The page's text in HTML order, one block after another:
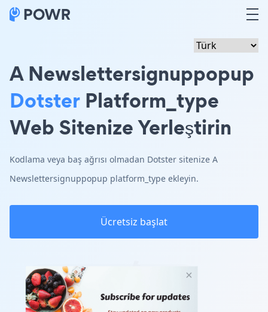
A Newslettersignuppopup
Dotster Platform_type
Web Sitenize Yerleştirin
Kodlama veya baş ağrısı olmadan Dotster sitenize A
Newslettersignuppopup platform_type ekleyin.
Ücretsiz başlat